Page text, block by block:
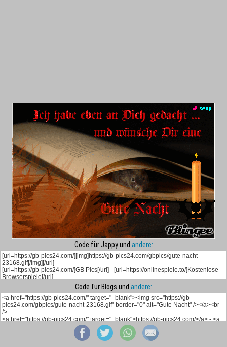
Code für Jappy und andere:
Code für Blogs und andere: